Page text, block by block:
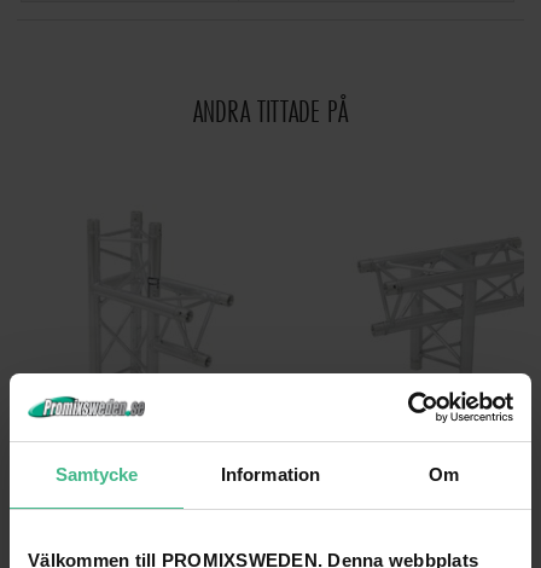
Samtycke Information Om
Välkommen till PROMIXSWEDEN. Denna webbplats
ANDRA TITTADE PÅ
ALUTRUSS TRILOCK E-GL33 T-37 3-WAY T-PIECE
Alutruss Trilock E-GL33 T-37 3-vägs T-stycke
ALUTRUSS TRILOCK E-GL33 T-35 3-WAY T-
Alutruss Trilock E-GL33 T-35 3-vägs